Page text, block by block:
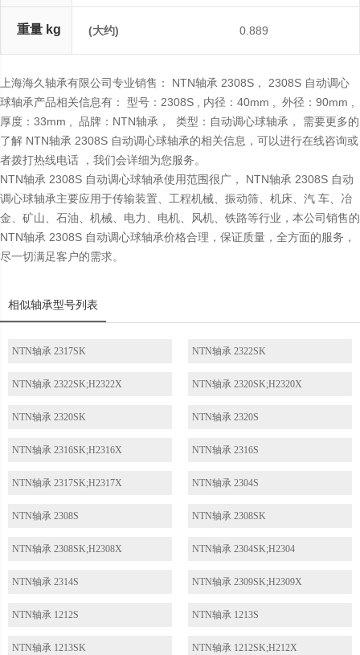
重量 kg (大约) 0.889
上海海久轴承有限公司专业销售： NTN轴承 2308S， 2308S 自动调心
球轴承产品相关信息有： 型号：2308S , 内径：40mm , 外径：90mm ,
厚度：33mm , 品牌：NTN轴承， 类型：自动调心球轴承， 需要更多的
了解 NTN轴承 2308S 自动调心球轴承的相关信息，可以进行在线咨询或
者拨打热线电话 ，我们会详细为您服务。
NTN轴承 2308S 自动调心球轴承使用范围很广， NTN轴承 2308S 自动
调心球轴承主要应用于传输装置、工程机械、振动筛、机床、汽 车、冶
金、矿山、石油、机械、电力、电机、风机、铁路等行业，本公司销售的
NTN轴承 2308S 自动调心球轴承价格合理，保证质量，全方面的服务，
尽一切满足客户的需求。
相似轴承型号列表
NTN轴承 2317SK NTN轴承 2322SK
NTN轴承 2322SK;H2322X NTN轴承 2320SK;H2320X
NTN轴承 2320SK NTN轴承 2320S
NTN轴承 2316SK;H2316X NTN轴承 2316S
NTN轴承 2317SK;H2317X NTN轴承 2304S
NTN轴承 2308S NTN轴承 2308SK
NTN轴承 2308SK;H2308X NTN轴承 2304SK;H2304
NTN轴承 2314S NTN轴承 2309SK;H2309X
NTN轴承 1212S NTN轴承 1213S
NTN轴承 1213SK NTN轴承 1212SK;H212X